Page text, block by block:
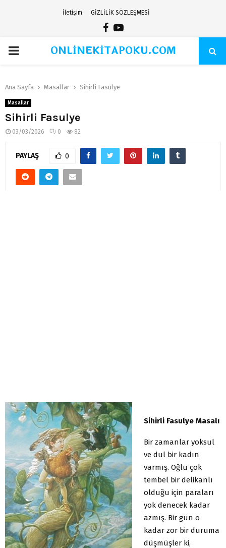
İletişim GİZLİLİK SÖZLEŞMESİ
Facebook
Youtube
PRIMARYONLİNEKİTAPOKU.COM
Ana Sayfa Masallar Sihirli Fasulye
Masallar
Sihirli Fasulye
03/03/2026 0 82
PAYLAŞ 0
Sihirli Fasulye Masalı
Bir zamanlar yoksul
ve dul bir kadın
varmış. Oğlu çok
tembel bir delikanlı
olduğu için paraları
yok denecek kadar
azmış. Bir gün o
kadar zor bir duruma
düşmüşler ki,